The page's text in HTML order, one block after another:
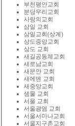
부천평안교회
분당우리교회
사랑의교회
삼일 교회
삼일교회(상계)
상도중앙교회
상도 교회
새길공동체교회
새로남교회
새문안 교회
새에덴 교회
새중앙교회
샘물 교회
서울 교회
서울광염 교회
서울서마나교회
서울지구촌교회